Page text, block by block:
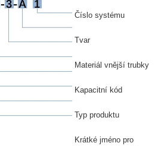
Číslo systému
Tvar
Materiál vnější trubky
Kapacitní kód
Typ produktu
Krátké jméno pro